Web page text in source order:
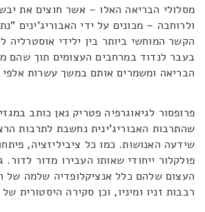
מסלולי הבריאה האלו – אשר חוצים את
ולרוחבה – מכונים על ידי האבוריג'ינים
הקשר המוחשי ביותר בין ילידי אוסטרליה
בעבר לנדוד במרחבים העצומים תוך שהם
הבריאה ומשמרים אותם במשך עשרות אלפי
פרופסור לגיאוגרפיה פטריק נאן כותב
שהתרבות האבוריג'ינית נחשבת לתרבות
שידעה האנושות. כמו כל ציביליזציה,
פולקלור ייחודי שאותו העבירו מדור לדור.
העצום שלהם כלל אנציקלופדיה שלמה של
רבבות זניו ומיניו, וכן סקירה היסטורית